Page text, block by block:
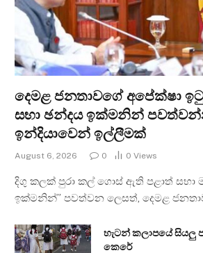
දෙමළ ජනතාවගේ අපේක්ෂා
සභා ඡන්දය ඉක්මනින්
ඉන්දියාවෙන් ඉල්ලීමක්
August 6, 2026 0 0 Views
දිගු කලක් පුරා කල් ගොස් ඇති පළාත් සභා
ඉක්මනින්” පවත්වන ලෙසත්, දෙමළ
හැටන් කලාපයේ සියලු
කෙරේ